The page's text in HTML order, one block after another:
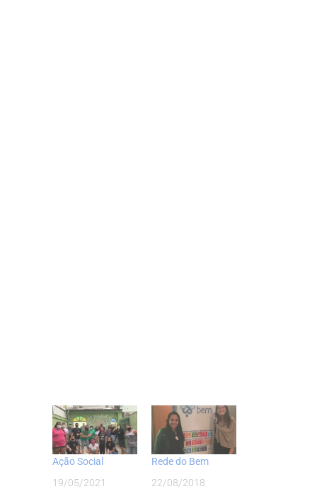
Ação Social
19/05/2021
Rede do Bem
22/08/2018